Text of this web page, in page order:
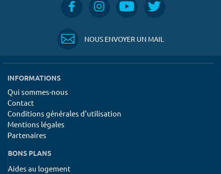
NOUS ENVOYER UN MAIL
INFORMATIONS
Qui sommes-nous
Contact
Conditions générales d'utilisation
Mentions légales
Partenaires
BONS PLANS
Aides au logement